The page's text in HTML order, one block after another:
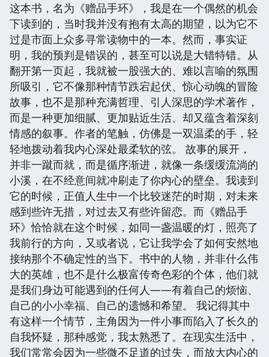
这本书，名为《赠品手环》，我是在一个偶然的机会
下读到的，当时我并没有抱有太高的期望，以为它不
过是市面上众多寻常读物中的一本。然而，事实证
明，我的预判是错误的，甚至可以说是大错特错。从
翻开第一页起，我就被一股强大的、难以言喻的氛围
所吸引，它不像那种情节跌宕起伏、惊心动魄的冒险
故事，也不是那种充满哲理、引人深思的学术著作，
而是一种更加细腻、更加贴近生活、却又蕴含着深刻
情感的叙事。作者的笔触，仿佛是一双温柔的手，轻
轻地拨动着我内心深处最柔软的弦。 故事的展开，
并非一蹴而就，而是循序渐进，就像一条缓缓流淌的
小溪，在不经意间就冲刷走了你内心的壁垒。我读到
它的时候，正值人生中一个比较迷茫的时期，对未来
感到些许无措，对过去又有些许留恋。而《赠品手
环》恰恰就在这个时候，如同一盏温暖的灯，照亮了
我前行的方向，又或者说，它让我学会了如何安然地
接纳那个不确定性的当下。书中的人物，并非什么伟
大的英雄，也不是什么极富传奇色彩的个体，他们就
是我们身边可能遇到的任何人——有着自己的烦恼、
自己的小小幸福、自己的遗憾和希望。 我记得其中
有这样一个情节，主角因为一件小事而陷入了长久的
自我怀疑，那种感觉，我太熟悉了。在现实生活中，
我们常常会因为一些微不足道的过失，而放大内心的